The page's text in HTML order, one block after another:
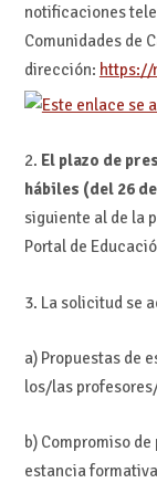
notificaciones
Comunidades de
dirección: https://
2. El plazo de
hábiles (del 26
siguiente al de la
Portal de
3. La solicitud se
a) Propuestas de
los/las
b) Compromiso
estancia